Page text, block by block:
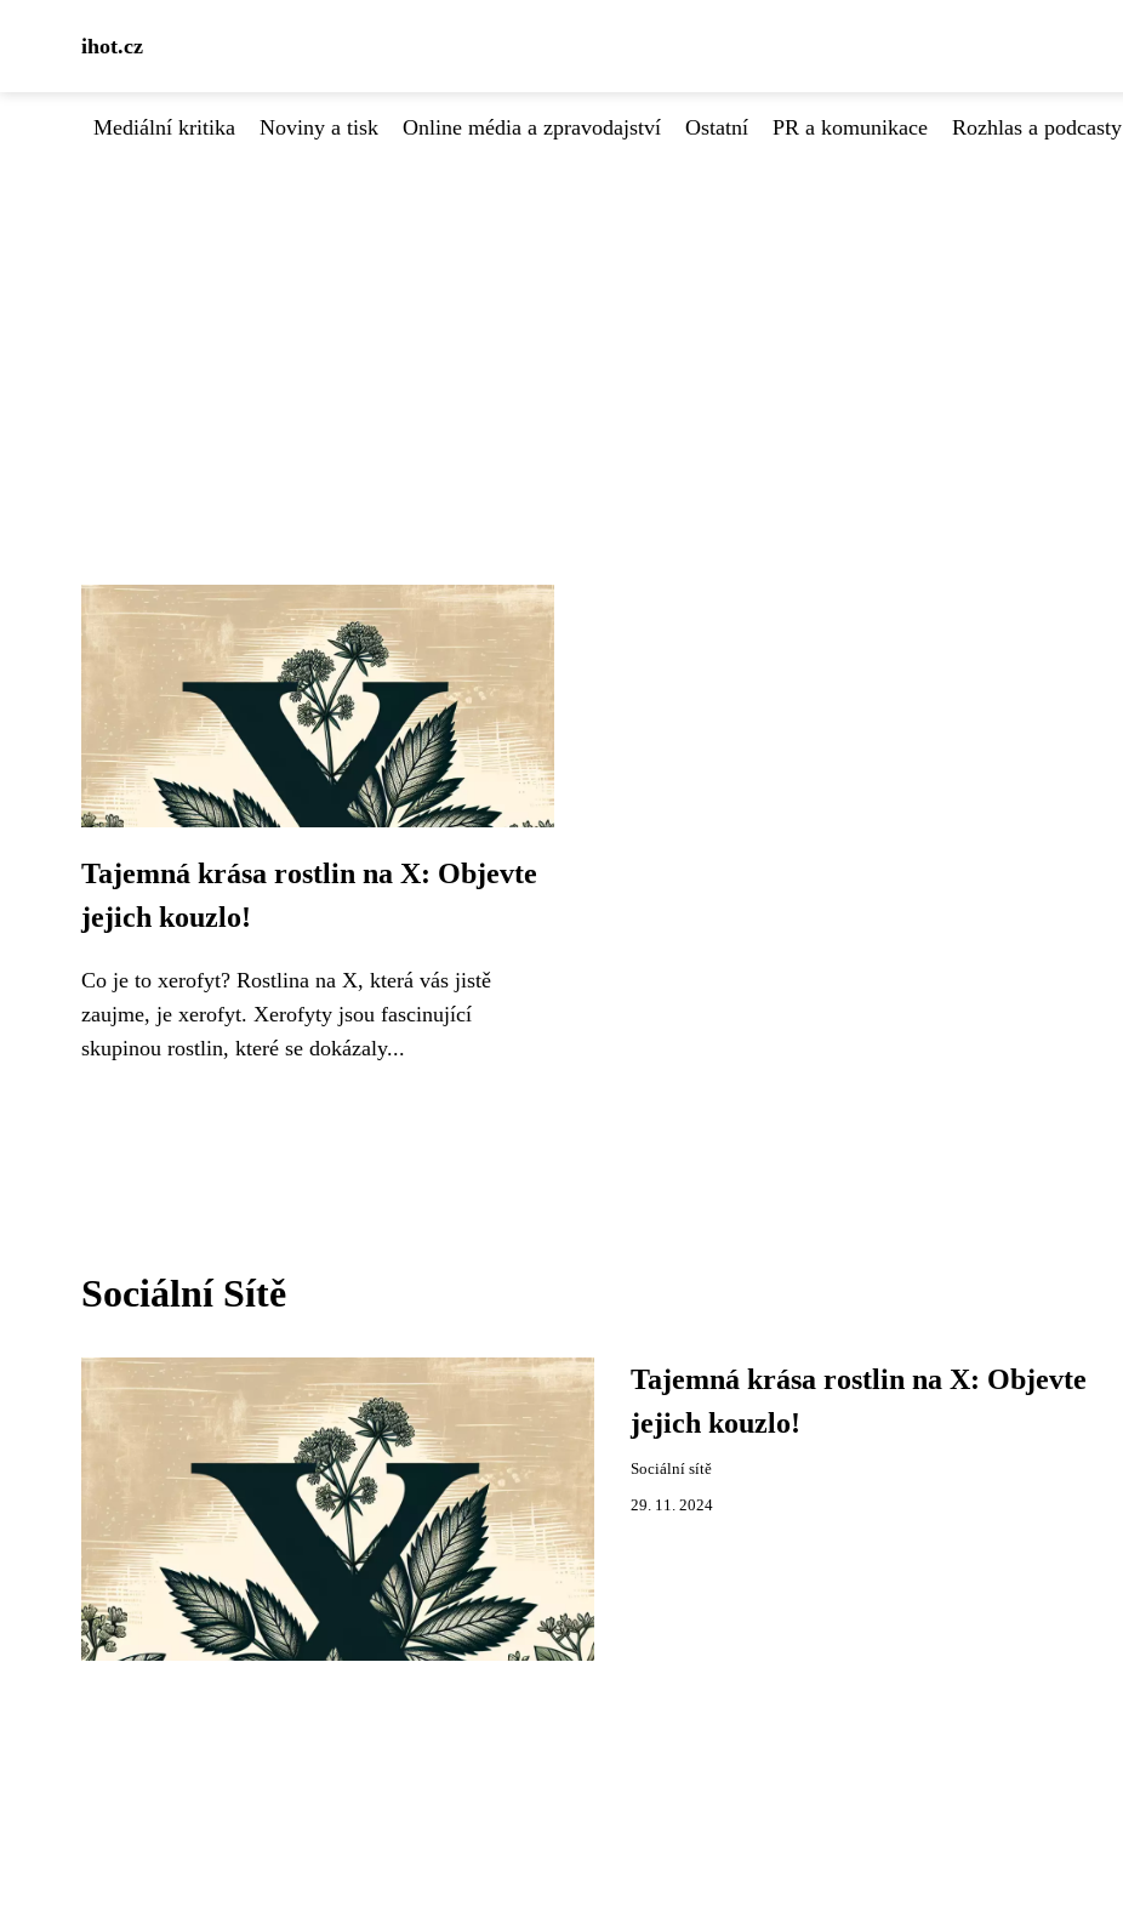
ihot.cz
Mediální kritika Noviny a tisk Online média a zpravodajství Ostatní PR a komunikace Rozhlas a podcasty
Tajemná krása rostlin na X: Objevte
jejich kouzlo!
Co je to xerofyt? Rostlina na X, která vás jistě
zaujme, je xerofyt. Xerofyty jsou fascinující
skupinou rostlin, které se dokázaly...
Sociální Sítě
Tajemná krása rostlin na X: Objevte
jejich kouzlo!
Sociální sítě
29. 11. 2024